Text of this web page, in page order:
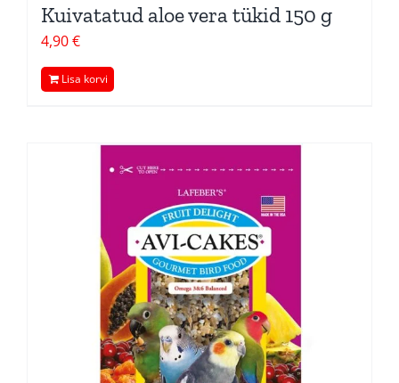
Kuivatatud aloe vera tükid 150 g
4,90€
Lisa korvi